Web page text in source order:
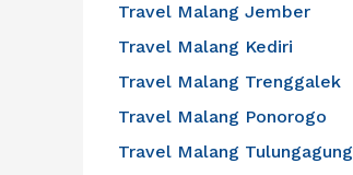
Travel Malang Jember
Travel Malang Kediri
Travel Malang Trenggalek
Travel Malang Ponorogo
Travel Malang Tulungagung